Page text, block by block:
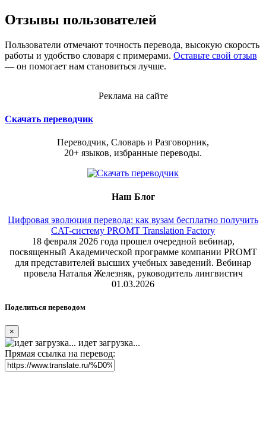
Отзывы пользователей
Пользователи отмечают точность перевода, высокую скорость
работы и удобство словаря с примерами. Оставьте свой отзыв
— он помогает нам становиться лучше.
Реклама на сайте
Скачать переводчик
Переводчик, Словарь и Разговорник,
20+ языков, избранные переводы.
Наш Блог
Цифровая эволюция перевода: как вузам бесплатно получить
CAT-систему PROMT Translation Factory
18 февраля 2026 года прошел очередной вебинар,
посвященный Академической программе компании PROMT
для представителей высших учебных заведений. Вебинар
провела Наталья Железняк, руководитель лингвистич
01.03.2026
Поделиться переводом
×
идет загрузка...
Прямая ссылка на перевод: